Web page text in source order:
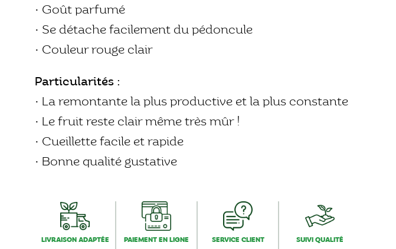
• Goût parfumé
• Se détache facilement du pédoncule
• Couleur rouge clair
Particularités :
• La remontante la plus productive et la plus constante
• Le fruit reste clair même très mûr !
• Cueillette facile et rapide
• Bonne qualité gustative
LIVRAISON ADAPTÉE PAIEMENT EN LIGNE SERVICE CLIENT SUIVI QUALITÉ